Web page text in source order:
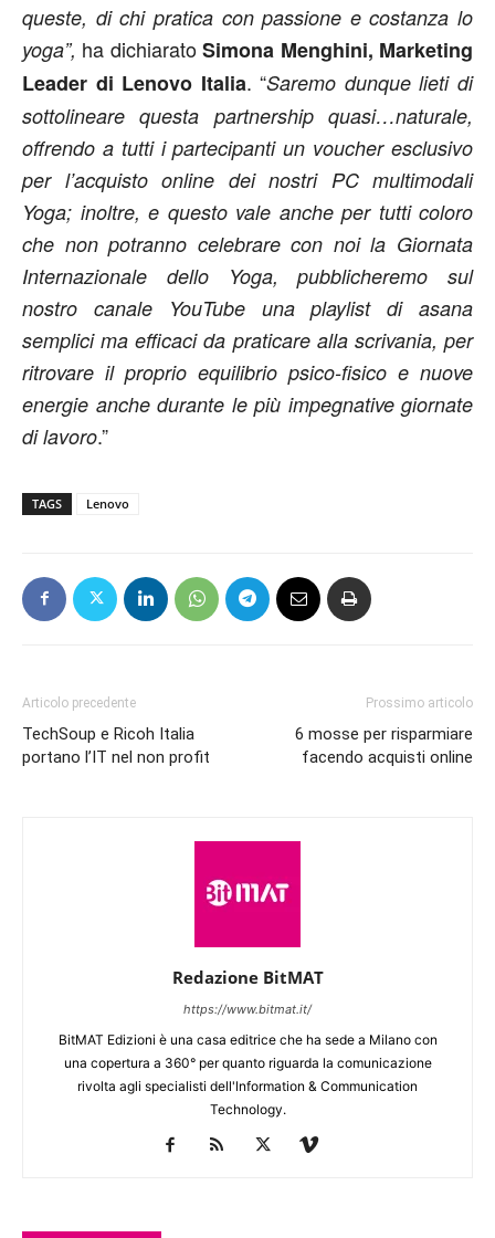
queste, di chi pratica con passione e costanza lo
yoga”, ha dichiaratoSimona Menghini, Marketing
Leader di Lenovo Italia. “Saremo dunque lieti di
sottolineare questa partnership quasi…naturale,
offrendo a tutti i partecipanti un voucher esclusivo
per l’acquisto online dei nostri PC multimodali
Yoga; inoltre, e questo vale anche per tutti coloro
che non potranno celebrare con noi la Giornata
Internazionale dello Yoga, pubblicheremo sul
nostro canale YouTube una playlist di asana
semplici ma efficaci da praticare alla scrivania, per
ritrovare il proprio equilibrio psico-fisico e nuove
energie anche durante le più impegnative giornate
di lavoro.”
TAGS Lenovo
Articolo precedente
TechSoup e Ricoh Italia
portano l’IT nel non profit
Prossimo articolo
6 mosse per risparmiare
facendo acquisti online
Redazione BitMAT
https://www.bitmat.it/
BitMAT Edizioni è una casa editrice che ha sede a Milano con
una copertura a 360° per quanto riguarda la comunicazione
rivolta agli specialisti dell'lnformation & Communication
Technology.